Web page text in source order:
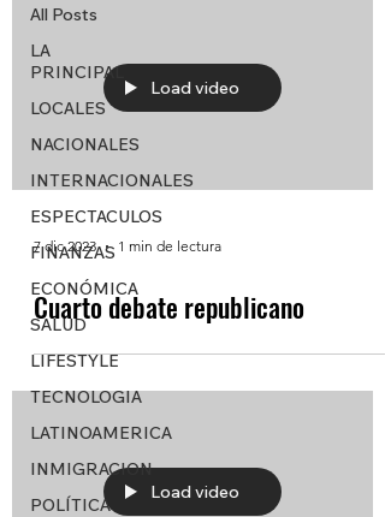
All Posts
LA
PRINCIPAL
LOCALES
NACIONALES
INTERNACIONALES
ESPECTACULOS
FINANZAS
ECONÓMICA
SALUD
LIFESTYLE
TECNOLOGIA
LATINOAMERICA
INMIGRACION
POLÍTICA
Load video
7 dic 2023 1 min de lectura
Cuarto debate republicano
Load video